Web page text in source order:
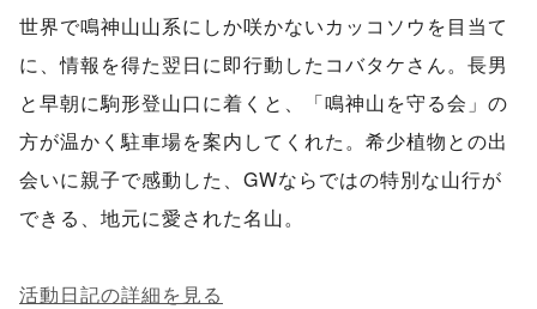
世界で鳴神山山系にしか咲かないカッコソウを目当て
に、情報を得た翌日に即行動したコバタケさん。長男
と早朝に駒形登山口に着くと、「鳴神山を守る会」の
方が温かく駐車場を案内してくれた。希少植物との出
会いに親子で感動した、GWならではの特別な山行が
できる、地元に愛された名山。
活動日記の詳細を見る